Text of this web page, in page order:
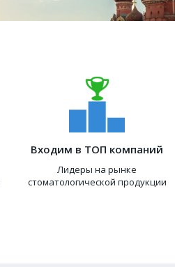
Входим в ТОП компаний
Лидеры на рынке
стоматологической продукции